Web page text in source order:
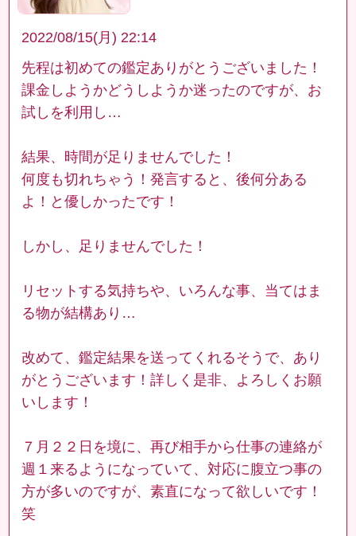
2022/08/15(月) 22:14
先程は初めての鑑定ありがとうございました！
課金しようかどうしようか迷ったのですが、お
試しを利用し…
結果、時間が足りませんでした！
何度も切れちゃう！発言すると、後何分ある
よ！と優しかったです！
しかし、足りませんでした！
リセットする気持ちや、いろんな事、当てはま
る物が結構あり…
改めて、鑑定結果を送ってくれるそうで、あり
がとうございます！詳しく是非、よろしくお願
いします！
７月２２日を境に、再び相手から仕事の連絡が
週１来るようになっていて、対応に腹立つ事の
方が多いのですが、素直になって欲しいです！
笑